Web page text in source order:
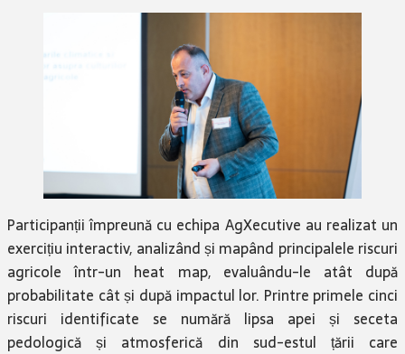
Participanții împreună cu echipa AgXecutive au realizat un
exercițiu interactiv, analizând și mapând principalele riscuri
agricole într-un heat map, evaluându-le atât după
probabilitate cât și după impactul lor. Printre primele cinci
riscuri identificate se numără lipsa apei și seceta
pedologică și atmosferică din sud-estul țării care